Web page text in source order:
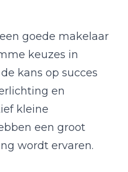
goede makelaar
keuzes in
kans op succes
en
kleine
een groot
wordt ervaren.